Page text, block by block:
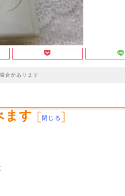
合があります
ます [閉じる]